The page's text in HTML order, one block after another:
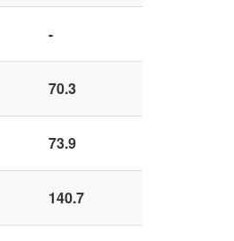
-
70.3
73.9
140.7